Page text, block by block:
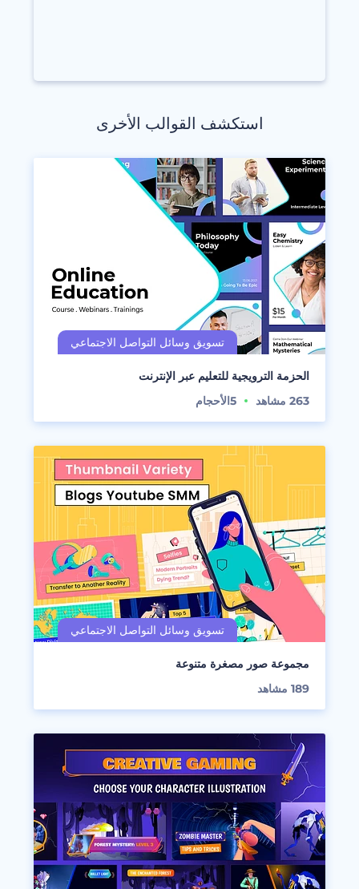
استكشف القوالب الأخرى
الحزمة الترويجية للتعليم عبر الإنترنت
263 مشاهد 5الأحجام
مجموعة صور مصغرة متنوعة
189 مشاهد